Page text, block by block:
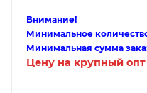
Внимание!
Минимальное
Минимальная сумма
Цену на крупный